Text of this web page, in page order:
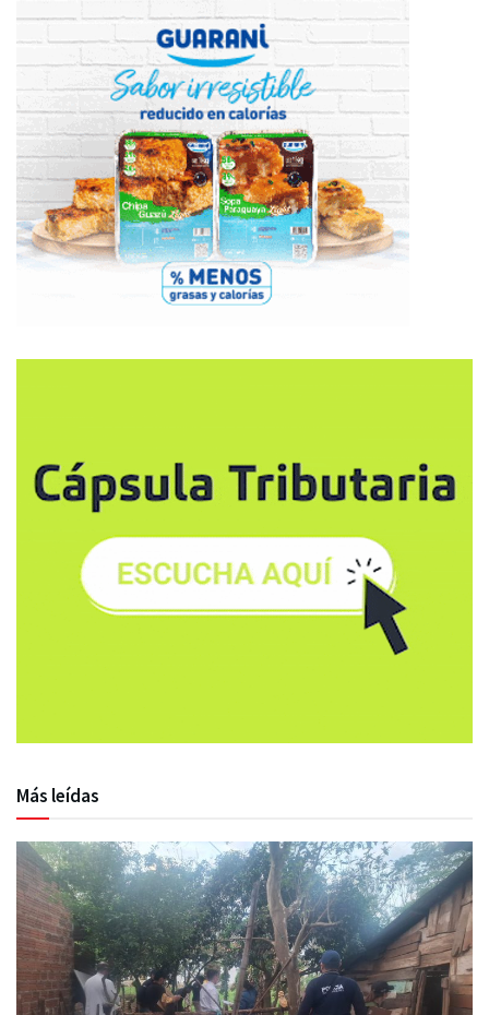
Más leídas